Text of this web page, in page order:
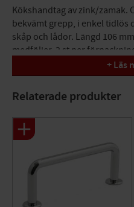
Kökshandtag av zink/zamak.
bekvämt grepp, i enkel tidlös
skåp och lådor. Längd 106
medföljer. 2 st per
Passar de flesta skåp
+ Läs
Relaterade produkter